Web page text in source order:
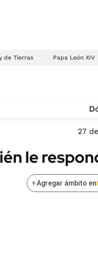
de Tierras Papa León XIV
Sustentabilidad
ENERGY REPORT
27
le
+Agregar ámbito en